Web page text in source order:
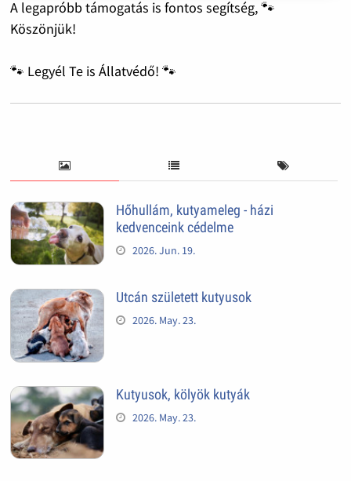
A legapróbb támogatás is fontos segítség, 🐾
Köszönjük!
🐾 Legyél Te is Állatvédő! 🐾
Hőhullám, kutyameleg - házi
kedvenceink cédelme
2026. Jun. 19.
Utcán született kutyusok
2026. May. 23.
Kutyusok, kölyök kutyák
2026. May. 23.